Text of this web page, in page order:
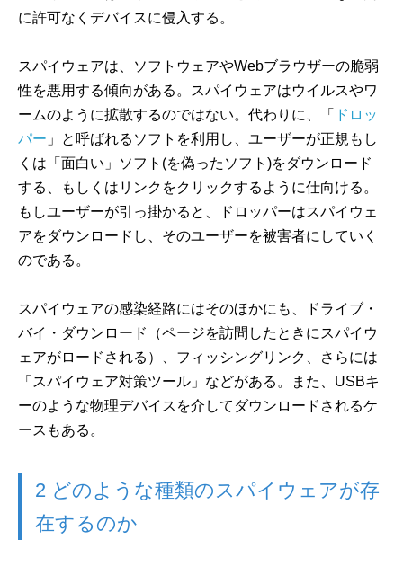
に許可なくデバイスに侵入する。
スパイウェアは、ソフトウェアやWebブラウザーの脆弱
性を悪用する傾向がある。スパイウェアはウイルスやワ
ームのように拡散するのではない。代わりに、「
ドロッ
パー 」と呼ばれるソフトを利用し、ユーザーが正規もし
くは「面白い」ソフト(を偽ったソフト)をダウンロード
する、もしくはリンクをクリックするように仕向ける。
もしユーザーが引っ掛かると、ドロッパーはスパイウェ
アをダウンロードし、そのユーザーを被害者にしていく
のである。
スパイウェアの感染経路にはそのほかにも、ドライブ・
バイ・ダウンロード（ページを訪問したときにスパイウ
ェアがロードされる）、フィッシングリンク、さらには
「スパイウェア対策ツール」などがある。また、USBキ
ーのような物理デバイスを介してダウンロードされるケ
ースもある。
2 どのような種類のスパイウェアが存
在するのか